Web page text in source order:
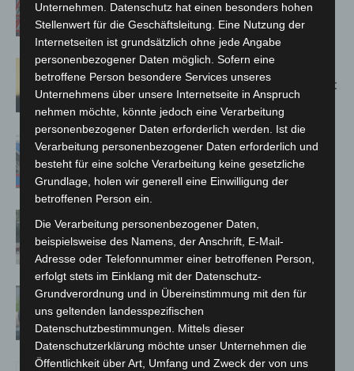
zwischen Hannover-West und
Bothfeld
Hannover: Erste Tigermücken-
Population in Niedersachsen entdeckt
Mann läuft mit Hockeyschläger über
A7 – Polizei sucht Zeugen
Gasleitung bei McDonald’s-Umbau in
Langenhagen beschädigt
Langenhagen: Autofahrer mit 3,17
Promille aus dem Verkehr gezogen
Unternehmen. Datenschutz hat einen besonders hohen
Stellenwert für die Geschäftsleitung. Eine Nutzung der
Internetseiten ist grundsätzlich ohne jede Angabe
personenbezogener Daten möglich. Sofern eine
betroffene Person besondere Services unseres
Unternehmens über unsere Internetseite in Anspruch
nehmen möchte, könnte jedoch eine Verarbeitung
personenbezogener Daten erforderlich werden. Ist die
Verarbeitung personenbezogener Daten erforderlich und
besteht für eine solche Verarbeitung keine gesetzliche
Grundlage, holen wir generell eine Einwilligung der
betroffenen Person ein.
Die Verarbeitung personenbezogener Daten,
beispielsweise des Namens, der Anschrift, E-Mail-
Adresse oder Telefonnummer einer betroffenen Person,
erfolgt stets im Einklang mit der Datenschutz-
Grundverordnung und in Übereinstimmung mit den für
uns geltenden landesspezifischen
Datenschutzbestimmungen. Mittels dieser
Datenschutzerklärung möchte unser Unternehmen die
Öffentlichkeit über Art, Umfang und Zweck der von uns